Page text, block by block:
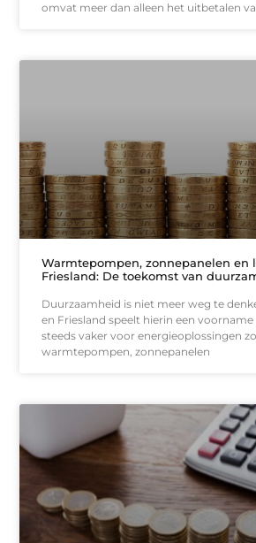
omvat meer dan alleen het uitbetalen
Warmtepompen, zonnepanelen en
Friesland: De toekomst van
Duurzaamheid is niet meer weg te
en Friesland speelt hierin een voorname
steeds vaker voor energieoplossingen
warmtepompen, zonnepanelen